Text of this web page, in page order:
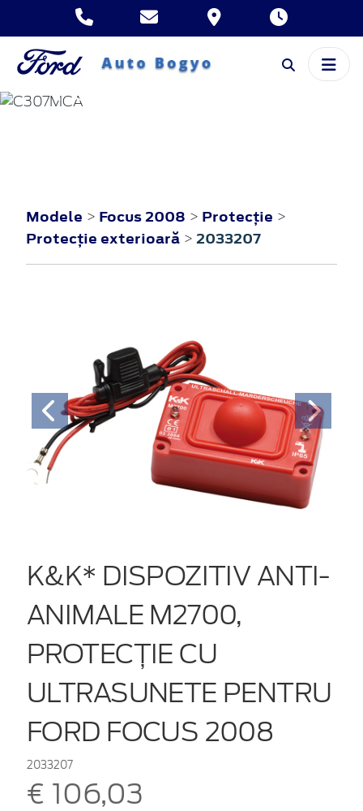
FOCUS
Modele > Focus 2008 > Protecţie >
Protecţie exterioară > 2033207
K&K* DISPOZITIV ANTI-
ANIMALE M2700,
PROTECȚIE CU
ULTRASUNETE PENTRU
FORD FOCUS 2008
2033207
€ 106,03